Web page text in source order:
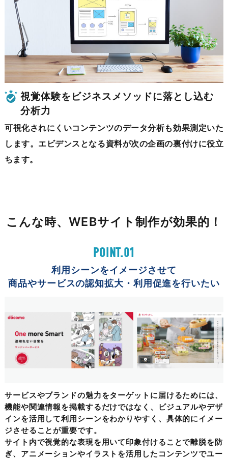
視覚体験をビジネスメソッドに落とし込む
分析力
可視化されにくいコンテンツのデータ分析も効果測定いた
します。エビデンスとなる資料が次の企画の裏付けに役立
ちます。
こんな時、WEBサイト制作が効果的！
POINT.01
利用シーンをイメージさせて
商品やサービスの認知拡大・利用促進を行いたい
サービスやブランドの魅力をターゲットに届けるためには、
機能や関連情報を掲載するだけではなく、ビジュアルやデザ
インを活用して利用シーンをわかりやすく、具体的にイメー
ジさせることが重要です。
サイト内で視覚的な表現を用いて印象付けることで離脱を防
ぎ、アニメーションやイラストを活用したコンテンツでユー